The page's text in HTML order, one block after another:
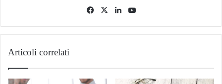
Facebook
X LinkedIn
Articoli correlati